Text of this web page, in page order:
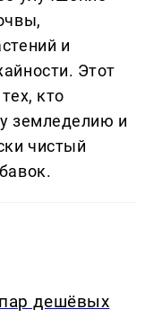
и
Этот
кто
земледелию и
чистый
дешёвых